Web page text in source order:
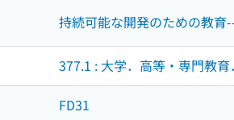
持続可能な開発のための教育
377.1 : 大学．高等・専門教
FD31